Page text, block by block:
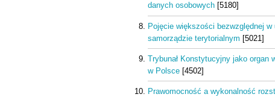
danych osobowych [5180]
Pojęcie większości bezwzględnej w
samorządzie terytorialnym [5021]
Trybunał Konstytucyjny jako organ
w Polsce [4502]
Prawomocność a wykonalność